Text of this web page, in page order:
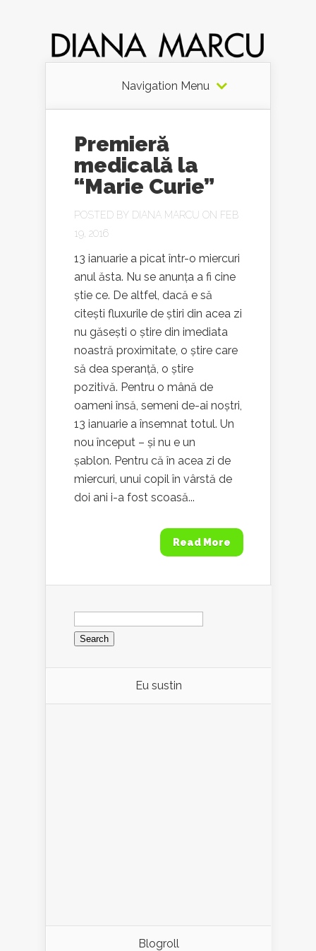
Navigation Menu
Premieră
medicală la
“Marie Curie”
POSTED BY DIANA MARCU ON FEB
19, 2016
13 ianuarie a picat într-o miercuri
anul ăsta. Nu se anunța a fi cine
știe ce. De altfel, dacă e să
citești fluxurile de știri din acea zi
nu găsești o știre din imediata
noastră proximitate, o știre care
să dea speranță, o știre
pozitivă. Pentru o mână de
oameni însă, semeni de-ai noștri,
13 ianuarie a însemnat totul. Un
nou început – și nu e un
șablon. Pentru că în acea zi de
miercuri, unui copil în vârstă de
doi ani i-a fost scoasă...
Read More
Search
for:
Eu sustin
Blogroll